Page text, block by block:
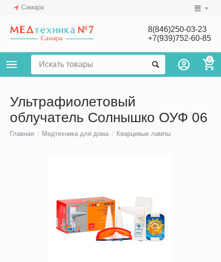
Самара
8(846)250-03-23
+7(939)752-60-85
0
Ультрафиолетовый
облучатель Солнышко ОУФ 06
Главная / Медтехника для дома / Кварцевые лампы